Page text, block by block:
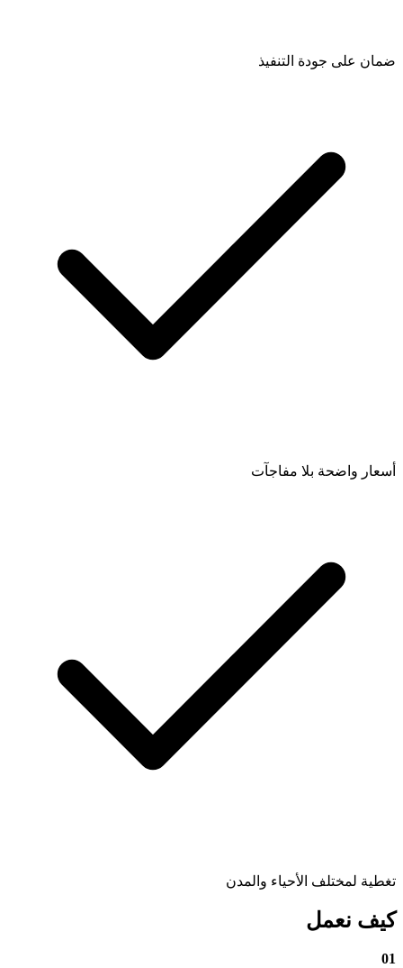
ضمان على جودة التنفيذ
أسعار واضحة بلا مفاجآت
تغطية لمختلف الأحياء والمدن
كيف نعمل
01